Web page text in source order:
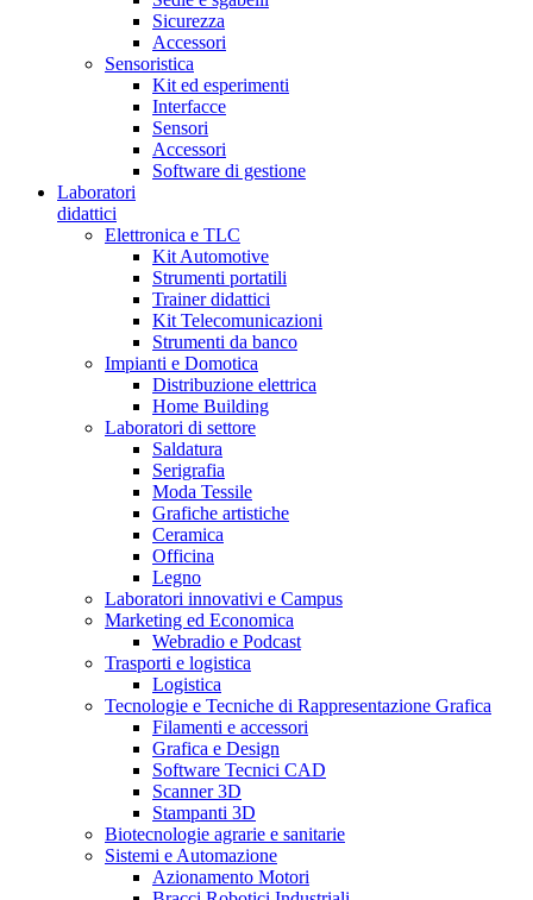
Sicurezza
Accessori
Sensoristica
Kit ed esperimenti
Interfacce
Sensori
Accessori
Software di gestione
Laboratori
didattici
Elettronica e TLC
Kit Automotive
Strumenti portatili
Trainer didattici
Kit Telecomunicazioni
Strumenti da banco
Impianti e Domotica
Distribuzione elettrica
Home Building
Laboratori di settore
Saldatura
Serigrafia
Moda Tessile
Grafiche artistiche
Ceramica
Officina
Legno
Laboratori innovativi e Campus
Marketing ed Economica
Webradio e Podcast
Trasporti e logistica
Logistica
Tecnologie e Tecniche di Rappresentazione Grafica
Filamenti e accessori
Grafica e Design
Software Tecnici CAD
Scanner 3D
Stampanti 3D
Biotecnologie agrarie e sanitarie
Sistemi e Automazione
Azionamento Motori